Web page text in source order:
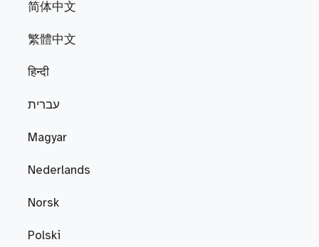
简体中文
繁體中文
हिन्दी
עברית
Magyar
Nederlands
Norsk
Polski